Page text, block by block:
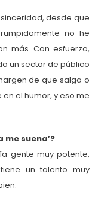
desde que
no he
más. Con esfuerzo,
un sector de público
de que salga o
el humor, y eso me
me suena’?
gente muy potente,
un talento muy